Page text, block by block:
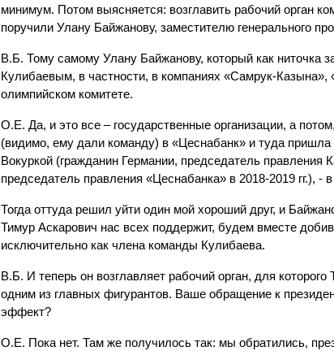
минимум. Потом выясняется: возглавить рабочий орган
поручили Улану Байжанову, заместителю генерального
В.Б. Тому самому Улану Байжанову, который как ниточка
Кулибаевым, в частности, в компаниях «Самрук-Казына»,
олимпийском комитете.
О.Е. Да, и это все – государственные организации, а
(видимо, ему дали команду) в «Цеснабанк» и туда
Вокуркой (гражданин Германии, председатель правления
председатель правления «Цеснабанка» в 2018-2019 гг.),
Тогда оттуда решил уйти один мой хороший друг, и
Тимур Аскарович нас всех поддержит, будем вместе
исключительно как члена команды Кулибаева.
В.Б. И теперь он возглавляет рабочий орган, для
одним из главных фигурантов. Ваше обращение к
эффект?
О.Е. Пока нет. Там же получилось так: мы обратились,